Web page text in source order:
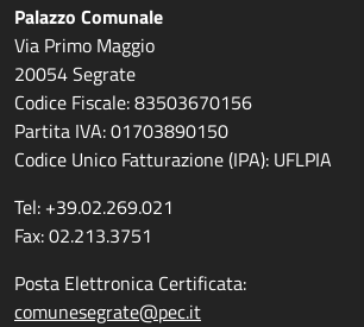
Palazzo Comunale
Via Primo Maggio
20054 Segrate
Codice Fiscale: 83503670156
Partita IVA: 01703890150
Codice Unico Fatturazione (IPA): UFLPIA
Tel: +39.02.269.021
Fax: 02.213.3751
Posta Elettronica Certificata:
comunesegrate@pec.it